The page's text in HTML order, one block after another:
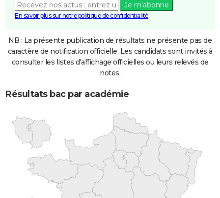
Je m'abonne
En savoir plus sur notre politique de confidentialité
NB : La présente publication de résultats ne présente pas de
caractère de notification officielle. Les candidats sont invités à
consulter les listes d'affichage officielles ou leurs relevés de
notes.
Résultats bac par académie